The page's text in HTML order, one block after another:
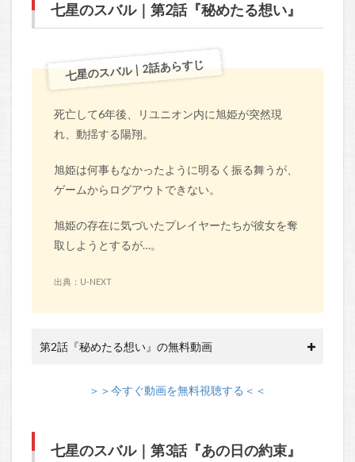
七星のスバル｜第2話『秘めたる想い』
七星のスバル｜2話あらすじ
死亡して6年後、リユニオン内に旭姫が突然現
れ、動揺する陽翔。
旭姫は何事もなかったように明るく振る舞うが、
ゲームからログアウトできない。
旭姫の存在に気づいたプレイヤーたちが彼女を奪
取しようとするが…。
出典：U-NEXT
第2話『秘めたる想い』の無料動画
＞＞今すぐ動画を無料視聴する＜＜
七星のスバル｜第3話『あの日の約束』